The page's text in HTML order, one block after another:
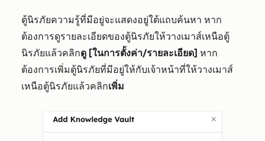
ตู้นิรภัยความรู้ที่มีอยู่จะแสดงอยู่ใต้แถบค้นหา หาก
ต้องการดูรายละเอียดของตู้นิรภัยให้วางเมาส์เหนือตู้
นิรภัยแล้วคลิกดู [ในการตั้งค่า/รายละเอียด] หาก
ต้องการเพิ่มตู้นิรภัยที่มีอยู่ให้กับเจ้าหน้าที่ให้วางเมาส์
เหนือตู้นิรภัยแล้วคลิกเพิ่ม